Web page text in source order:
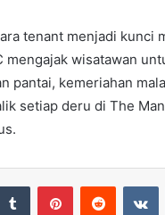
tenant menjadi
wisatawan
pantai, kemeriahan
setiap deru di The
Tumblr PinterestReddit